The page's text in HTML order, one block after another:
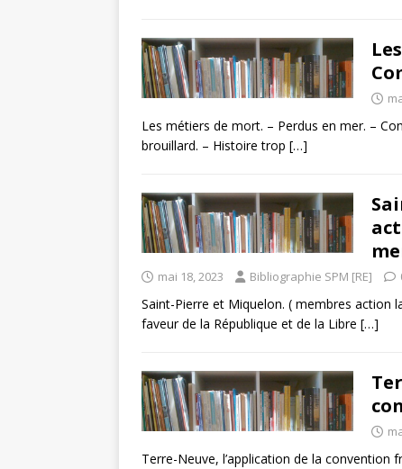
Les métiers de mort. – Perdus en mer. –
brouillard. – Histoire trop […]
mai 18, 2023 Bibliographie SPM [RE]
Saint-Pierre et Miquelon. ( membres action
faveur de la République et de la Libre […]
Terre-Neuve, l’application de la convention